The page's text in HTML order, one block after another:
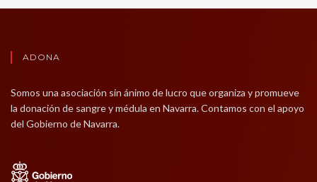
ADONA
Somos una asociación sin ánimo de lucro que organiza y promueve
la donación de sangre y médula en Navarra. Contamos con el apoyo
del Gobierno de Navarra.